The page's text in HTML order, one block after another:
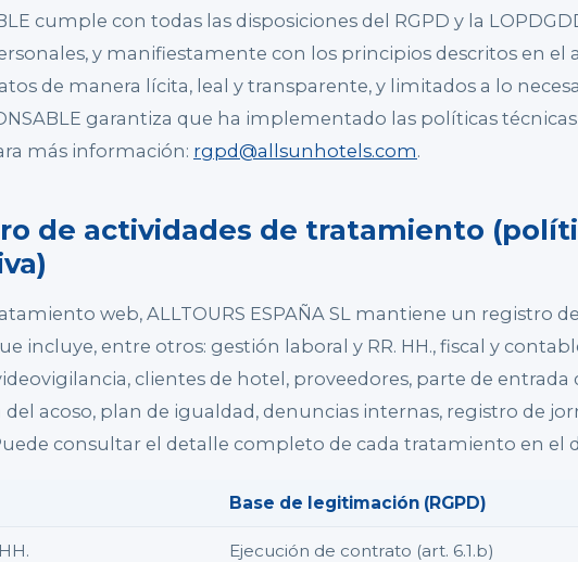
cumple con todas las disposiciones del RGPD y la
y manifiestamente con los principios descritos en el
de manera lícita, leal y transparente, y limitados a lo
garantiza que ha implementado las políticas
más información: rgpd@allsunhotels.com.
de actividades de tratamiento
web, ALLTOURS ESPAÑA SL mantiene un registro
incluye, entre otros: gestión laboral y RR. HH., fiscal y
clientes de hotel, proveedores, parte de entrada
acoso, plan de igualdad, denuncias internas, registro de
consultar el detalle completo de cada tratamiento en el
Base de legitimación (RGPD)
Ejecución de contrato (art. 6.1.b)